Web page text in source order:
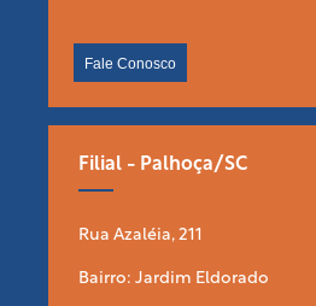
Fale Conosco
Filial - Palhoça/SC
Rua Azaléia, 211
Bairro: Jardim Eldorado